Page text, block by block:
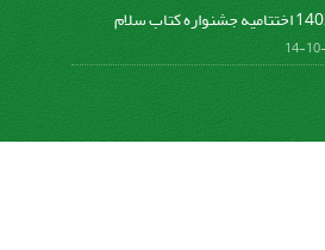
پنج شنبه 14 دی ماه 1402 اختتامیه جشنواره کتاب سلام